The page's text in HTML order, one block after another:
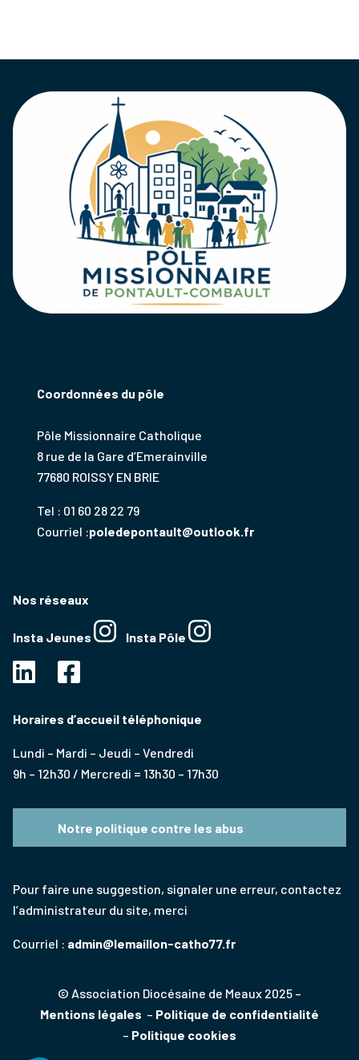
Coordonnées du pôle
Pôle Missionnaire Catholique
8 rue de la Gare d’Emerainville
77680 ROISSY EN BRIE
Tel : 01 60 28 22 79
Courriel :poledepontault@outlook.fr
Nos réseaux
Insta Jeunes Insta Pôle
Horaires d’accueil téléphonique
Lundi – Mardi – Jeudi – Vendredi
9h – 12h30 / Mercredi = 13h30 – 17h30
Notre politique contre les abus
Pour faire une suggestion, signaler une erreur, contactez
l’administrateur du site, merci
Courriel : admin@lemaillon-catho77.fr
© Association Diocésaine de Meaux 2025 –
Mentions légales – Politique de confidentialité
– Politique cookies